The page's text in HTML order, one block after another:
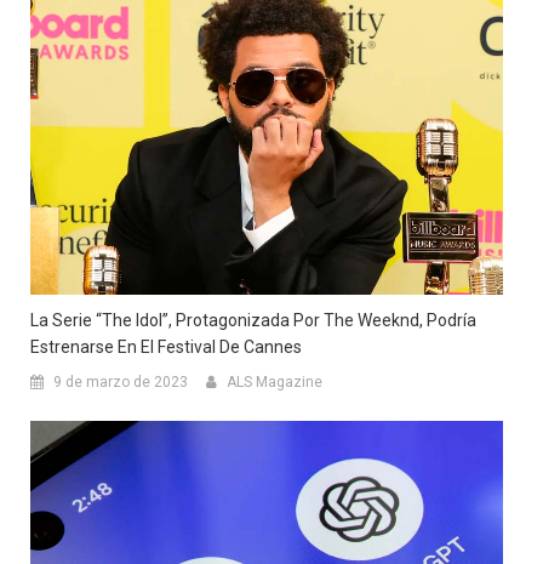
La Serie “The Idol”, Protagonizada Por The Weeknd, Podría
Estrenarse En El Festival De Cannes
9 de marzo de 2023 ALS Magazine